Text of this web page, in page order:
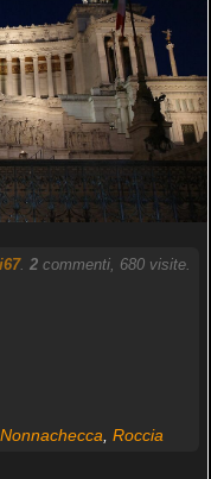
. 2commenti, 680 visite.
Nonnachecca Roccia